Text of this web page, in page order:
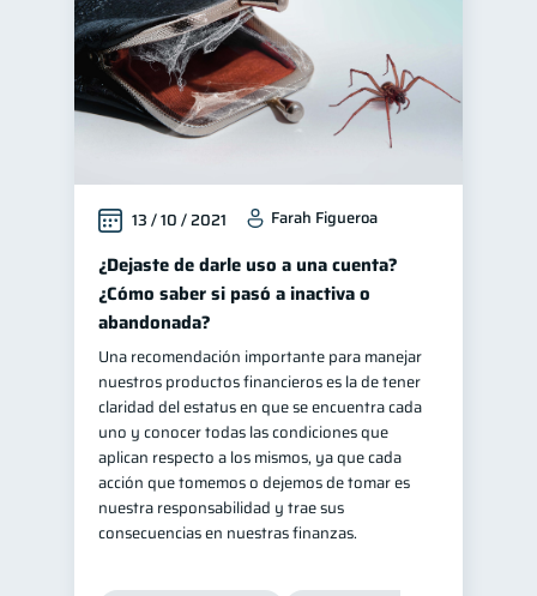
13 / 10 / 2021 Farah Figueroa
¿Dejaste de darle uso a una cuenta?
¿Cómo saber si pasó a inactiva o
abandonada?
Una recomendación importante para manejar
nuestros productos financieros es la de tener
claridad del estatus en que se encuentra cada
uno y conocer todas las condiciones que
aplican respecto a los mismos, ya que cada
acción que tomemos o dejemos de tomar es
nuestra responsabilidad y trae sus
consecuencias en nuestras finanzas.